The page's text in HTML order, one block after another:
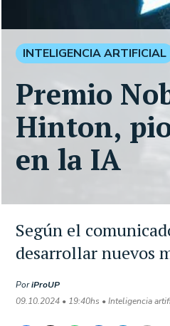
Según el
desarrollar nuevos
PoriProUP
09.10.2024 • 19:40hs • Inteligencia
INTELIGENCIA ARTIFICIAL
Premio
Hinton,
en la IA